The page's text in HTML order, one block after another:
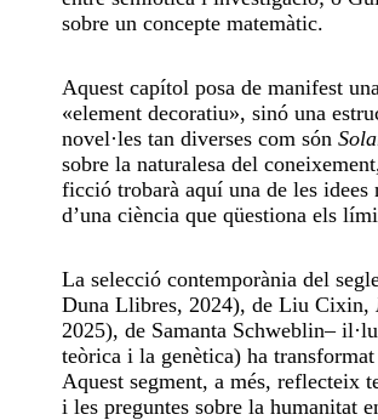
sobre un concepte matemàtic.
Aquest capítol posa de manifest
«element decoratiu», sinó una
novel·les tan diverses com són
sobre la naturalesa del
ficció trobarà aquí una de les idees
d’una ciència que qüestiona els
La selecció contemporània del
Duna Llibres, 2024), de Liu Cixin,
2025), de Samanta Schweblin–
teòrica i la genètica) ha
Aquest segment, a més, reflecteix
i les preguntes sobre la humanitat